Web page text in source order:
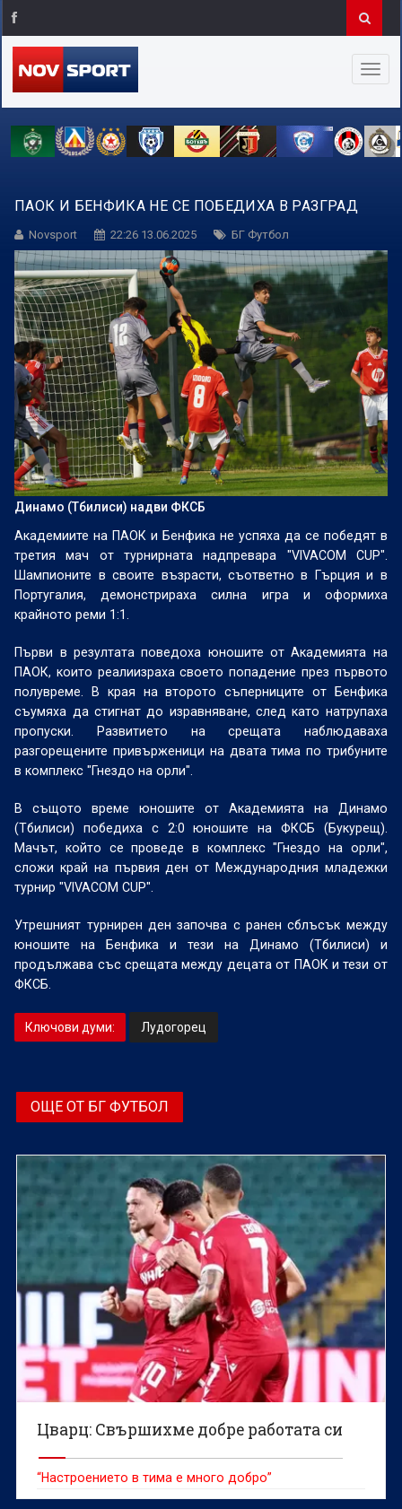
ПАОК И БЕНФИКА НЕ СЕ ПОБЕДИХА В РАЗГРАД
Novsport 22:26 13.06.2025 БГ Футбол
Динамо (Тбилиси) надви ФКСБ
Академиите на ПАОК и Бенфика не успяха да се победят в
третия мач от турнирната надпревара "VIVACOM CUP".
Шампионите в своите възрасти, съответно в Гърция и в
Португалия, демонстрираха силна игра и оформиха
крайното реми 1:1.
Първи в резултата поведоха юношите от Академията на
ПАОК, които реалиизраха своето попадение през първото
полувреме. В края на второто съперниците от Бенфика
съумяха да стигнат до изравняване, след като натрупаха
пропуски. Развитието на срещата наблюдаваха
разгорещените привърженици на двата тима по трибуните
в комплекс "Гнездо на орли".
В същото време юношите от Академията на Динамо
(Тбилиси) победиха с 2:0 юношите на ФКСБ (Букурещ).
Мачът, който се проведе в комплекс "Гнездо на орли",
сложи край на първия ден от Международния младежки
турнир "VIVACOM CUP".
Утрешният турнирен ден започва с ранен сблъсък между
юношите на Бенфика и тези на Динамо (Тбилиси) и
продължава със срещата между децата от ПАОК и тези от
ФКСБ.
Ключови думи: Лудогорец
ОЩЕ ОТ БГ ФУТБОЛ
Цварц: Свършихме добре работата си
“Настроението в тима е много добро”